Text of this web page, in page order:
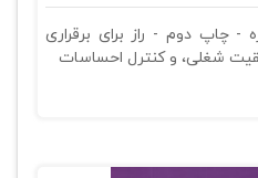
چاپ دوم - راز برای برقراری
شغلی، و کنترل احساسات